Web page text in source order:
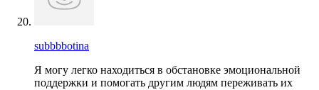
subbbbotina
Я могу легко находиться в обстановке эмоциональной
поддержки и помогать другим людям переживать их